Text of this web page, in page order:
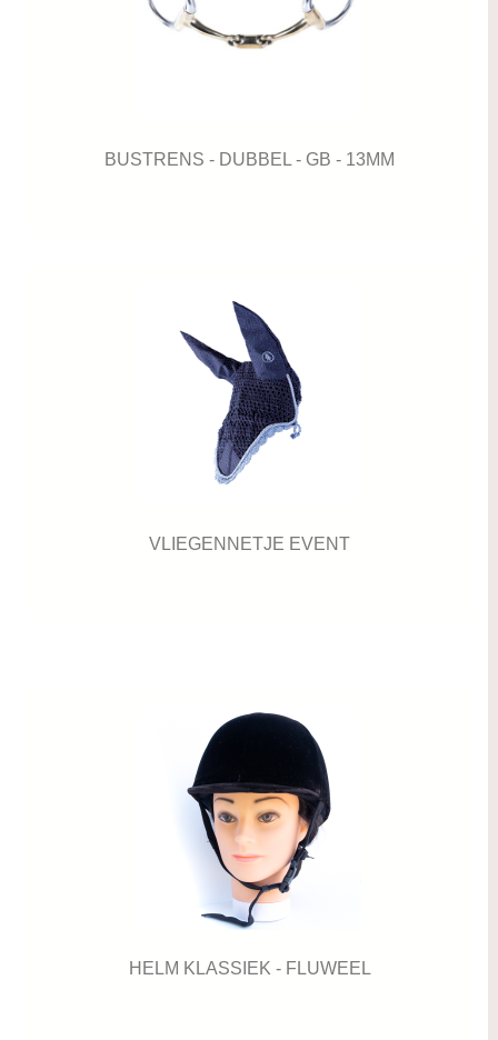
BUSTRENS - DUBBEL - GB - 13MM
VLIEGENNETJE EVENT
HELM KLASSIEK - FLUWEEL